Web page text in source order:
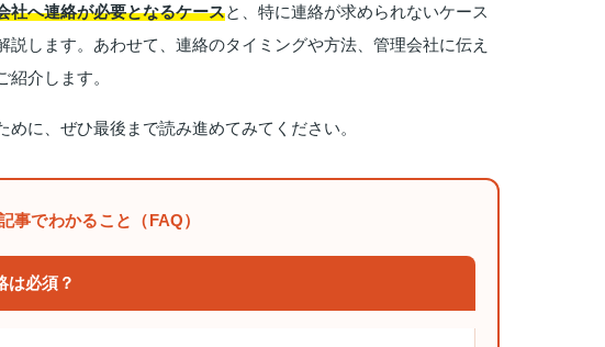
社へ連絡が必要となるケースと、特に連絡が求められないケース
します。あわせて、連絡のタイミングや方法、管理会社に伝え
介します。
に、ぜひ最後まで読み進めてみてください。
事でわかること（FAQ）
は必須？